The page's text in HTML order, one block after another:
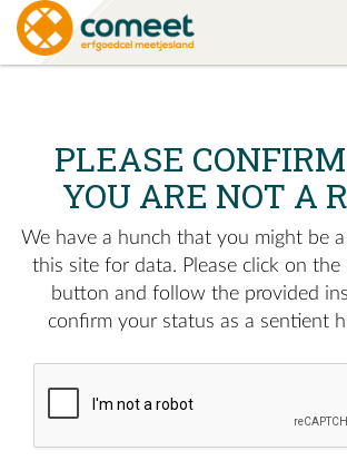
PLEASE
YOU ARE NOT A
We have a hunch that you might be
this site for data. Please click on the
button and follow the provided
confirm your status as a sentient